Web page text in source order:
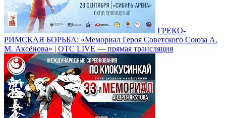
ГРЕКО-
РИМСКАЯ БОРЬБА: «Мемориал Героя Советского Союза А.
М. Аксёнова» | ОТС LIVE — прямая трансляция